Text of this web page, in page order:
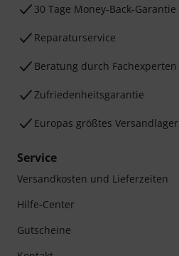
30 Tage Money-Back-Garantie
Reparaturservice
Beratung durch Fachexperten
Zufriedenheitsgarantie
Europas größtes Versandlager
Service
Versandkosten und Lieferzeiten
Hilfe-Center
Gutscheine